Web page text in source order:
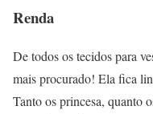
Renda
De todos os tecidos para
mais procurado! Ela fica
Tanto os princesa, quanto